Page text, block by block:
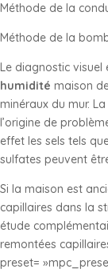
Méthode de la
Méthode de la
Le diagnostic visuel
humidité maison
minéraux du mur.
l’origine de
effet les sels tels
sulfates peuvent
Si la maison est
capillaires dans la
étude
remontées
preset=